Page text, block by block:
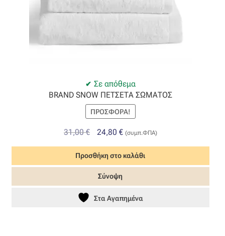
Σε απόθεμα
BRAND SNOW ΠΕΤΣΕΤΑ ΣΩΜΑΤΟΣ
ΠΡΟΣΦΟΡΆ!
31,00€
Original
price
was:
31,00 €.
24,80 €Η
τρέχουσα
τιμή
είναι:
(συμπ.ΦΠΑ)
Προσθήκη στο καλάθι
Σύνοψη
Στα Αγαπημένα